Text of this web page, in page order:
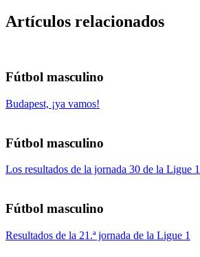
Artículos relacionados
Fútbol masculino
Budapest, ¡ya vamos!
Fútbol masculino
Los resultados de la jornada 30 de la Ligue 1
Fútbol masculino
Resultados de la 21.ª jornada de la Ligue 1